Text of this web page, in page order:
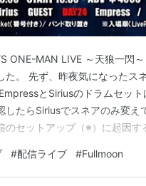
ONE-MAN LIVE ～天狼一閃
た。 先ず、昨夜気になったス
とSiriusのドラムセッ
したらSiriusでスネアのみ変え
のセットアップ（※）に起因す
り抑えられていました。 Vo.は
#配信ライブ #Fullmoon